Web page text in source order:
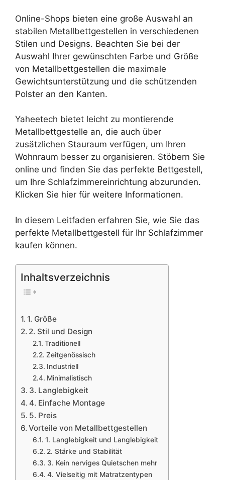
Online-Shops bieten eine große Auswahl an
stabilen Metallbettgestellen in verschiedenen
Stilen und Designs. Beachten Sie bei der
Auswahl Ihrer gewünschten Farbe und Größe
von Metallbettgestellen die maximale
Gewichtsunterstützung und die schützenden
Polster an den Kanten.
Yaheetech bietet leicht zu montierende
Metallbettgestelle an, die auch über
zusätzlichen Stauraum verfügen, um Ihren
Wohnraum besser zu organisieren. Stöbern Sie
online und finden Sie das perfekte Bettgestell,
um Ihre Schlafzimmereinrichtung abzurunden.
Klicken Sie hier für weitere Informationen.
In diesem Leitfaden erfahren Sie, wie Sie das
perfekte Metallbettgestell für Ihr Schlafzimmer
kaufen können.
Inhaltsverzeichnis
1. Größe
2. Stil und Design
Traditionell
Zeitgenössisch
Industriell
Minimalistisch
3. Langlebigkeit
4. Einfache Montage
5. Preis
Vorteile von Metallbettgestellen
1. Langlebigkeit und Langlebigkeit
2. Stärke und Stabilität
3. Kein nerviges Quietschen mehr
4. Vielseitig mit Matratzentypen